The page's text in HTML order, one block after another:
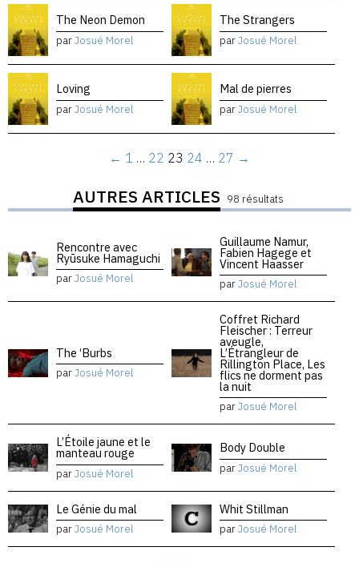
The Neon Demon
parJosué Morel
The Strangers
parJosué Morel
Loving
parJosué Morel
Mal de pierres
parJosué Morel
← 1 … 22 23 24 … 27 →
AUTRES ARTICLES 98 résultats
Rencontre avec
Ryūsuke Hamaguchi
parJosué Morel
Guillaume Namur,
Fabien Hagege et
Vincent Haasser
parJosué Morel
The ‘Burbs
parJosué Morel
Coffret Richard
Fleischer : Terreur
aveugle,
L’Étrangleur de
Rillington Place, Les
flics ne dorment pas
la nuit
parJosué Morel
L’Étoile jaune et le
manteau rouge
parJosué Morel
Body Double
parJosué Morel
Le Génie du mal
parJosué Morel
Whit Stillman
parJosué Morel